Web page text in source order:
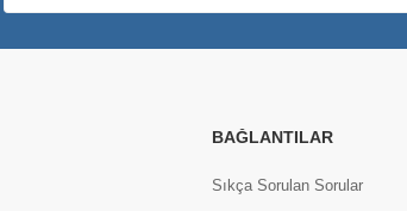
BAĞLANTILAR
Sıkça Sorulan Sorular